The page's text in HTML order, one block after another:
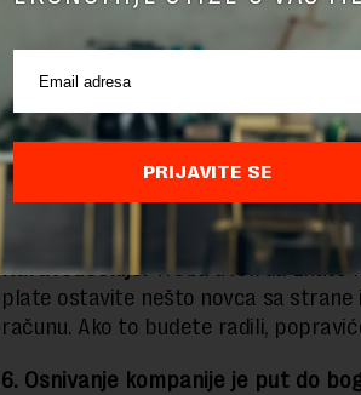
Ljudi su skloni da pogreše kada je u
dobro napraviti plan budžeta. To ne
slučaju to i nije katastrofa.
„Ako trošite 10.000 dolara mesečno,
živite lagodno, ali ako trošite 3.000
godišnje, imate problem“, objašnjava
Naravoučenije:Treba uvek da znate
plate ostavite nešto novca sa
računu. Ako to budete radili,
6. Osnivanje kompanije je put do
PRIJAVITE SE